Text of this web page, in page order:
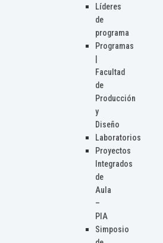
Líderes
de
programa
Programas
Facultad
de
Producción
y
Diseño
Laboratorios
Proyectos
Integrados
de
Aula
–
PIA
Simposio